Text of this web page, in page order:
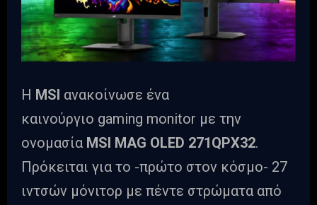
Η MSI ανακοίνωσε ένα
καινούργιο gaming monitor με την
ονομασία MSI MAG OLED 271QPX32.
Πρόκειται για το -πρώτο στον κόσμο- 27
ιντσών μόνιτορ με πέντε στρώματα από